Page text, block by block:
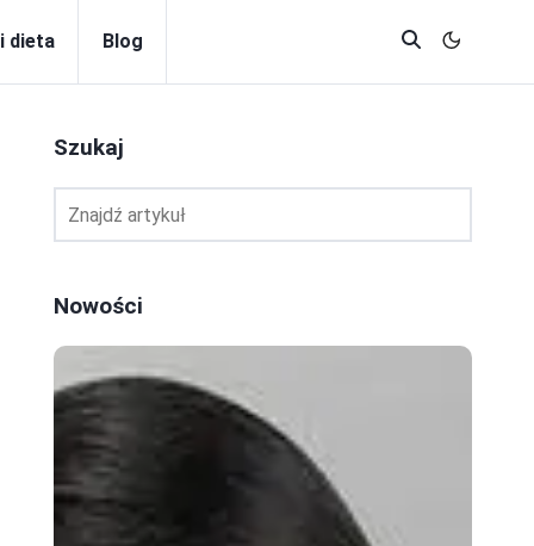
dieta Blog
Szukaj
Nowości